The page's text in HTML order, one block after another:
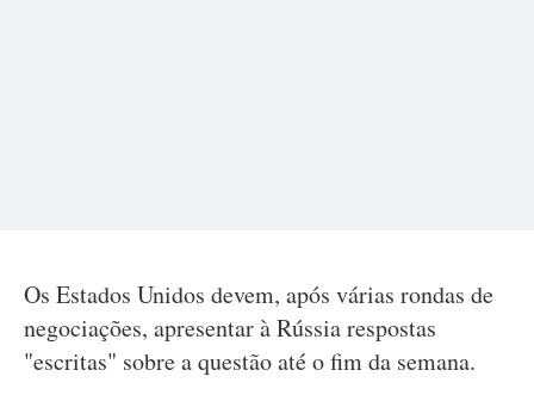
Os Estados Unidos devem, após várias rondas de
negociações, apresentar à Rússia respostas
"escritas" sobre a questão até o fim da semana.